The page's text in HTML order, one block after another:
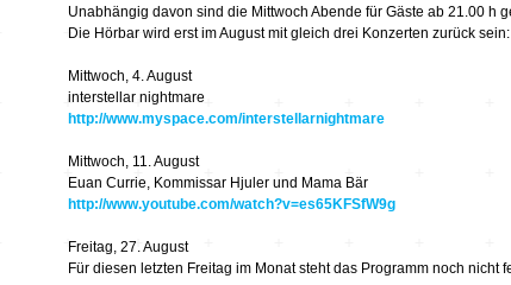
Listening Machines
– Ecological
Soundscape-
Kompositionen
Zukunftsmusik – im
hier und jetzt oder
nie – Wendepunkte
20_20
Hardware
Hören im Netz
Unabhängig davon sind die Mittwoch Abende für Gäste ab 21.00 h
Die Hörbar wird erst im August mit gleich drei Konzerten zurück sein:
Mittwoch, 4. August
interstellar nightmare
http://www.myspace.com/interstellarnightmare
Mittwoch, 11. August
Euan Currie, Kommissar Hjuler und Mama Bär
http://www.youtube.com/watch?v=es65KFSfW9g
Freitag, 27. August
Für diesen letzten Freitag im Monat steht das Programm noch nicht